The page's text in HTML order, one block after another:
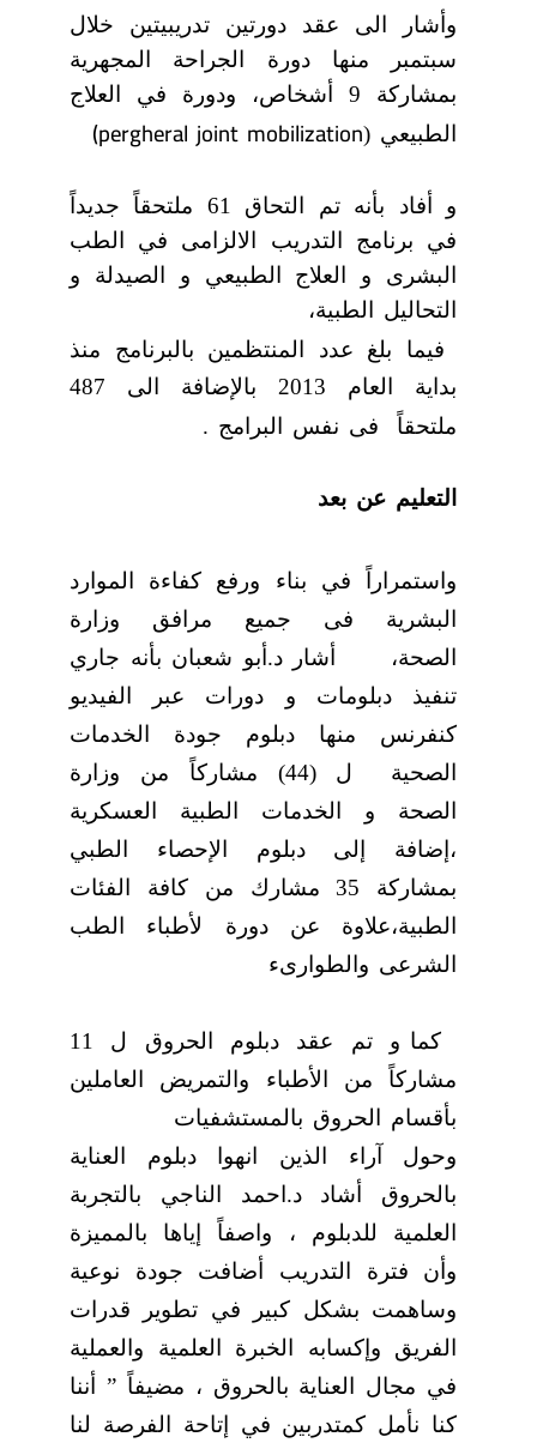
وأشار الى عقد دورتين تدريبيتين خلال
سبتمبر منها دورة الجراحة المجهرية
بمشاركة 9 أشخاص، ودورة في العلاج
الطبيعي ((pergheral joint mobilization
و أفاد بأنه تم التحاق 61 ملتحقاً جديداً
في برنامج التدريب الالزامى في الطب
البشرى و العلاج الطبيعي و الصيدلة و
التحاليل الطبية،
فيما بلغ عدد المنتظمين بالبرنامج منذ
بداية العام 2013 بالإضافة الى 487
ملتحقاً
فى نفس البرامج .
التعليم عن بعد
واستمراراً في بناء ورفع كفاءة الموارد
البشرية فى جميع مرافق وزارة
الصحة،
أشار د.أبو شعبان بأنه جاري
تنفيذ دبلومات و دورات عبر الفيديو
كنفرنس منها دبلوم جودة الخدمات
الصحية
ل (44) مشاركاً من وزارة
الصحة و الخدمات الطبية العسكرية
،إضافة إلى دبلوم الإحصاء الطبي
بمشاركة 35 مشارك من كافة الفئات
الطبية،علاوة عن دورة لأطباء الطب
الشرعى والطوارىء
كما و تم عقد دبلوم الحروق ل 11
مشاركاً من الأطباء والتمريض العاملين
بأقسام الحروق بالمستشفيات
وحول آراء الذين انهوا دبلوم العناية
بالحروق أشاد د.احمد الناجي بالتجربة
العلمية للدبلوم ، واصفاً إياها بالمميزة
وأن فترة التدريب أضافت جودة نوعية
وساهمت بشكل كبير في تطوير قدرات
الفريق وإكسابه الخبرة العلمية والعملية
في مجال العناية بالحروق ، مضيفاً ” أننا
كنا نأمل كمتدربين في إتاحة الفرصة لنا